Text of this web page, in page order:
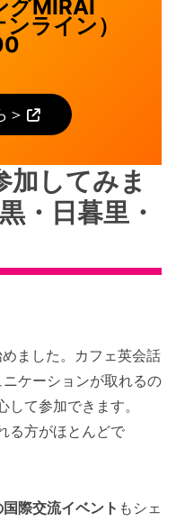
グMIRAI
ライン）
＞
加してみま
・日暮里・
めました。カフェ英会話
ケーションが取れるの
て参加できます。
る方がほとんどで
際交流イベント もシェ